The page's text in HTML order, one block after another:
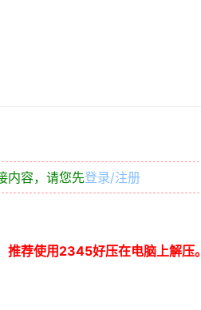
内容，请您先登录/注册
推荐使用 2345好压在电脑上解压。